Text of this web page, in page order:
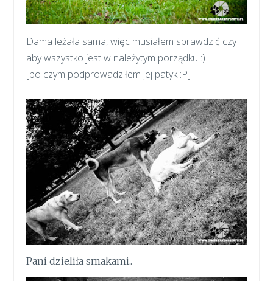
Dama leżała sama, więc musiałem sprawdzić czy
aby wszystko jest w należytym porządku :)
[po czym podprowadziłem jej patyk :P]
Pani dzieliła smakami..